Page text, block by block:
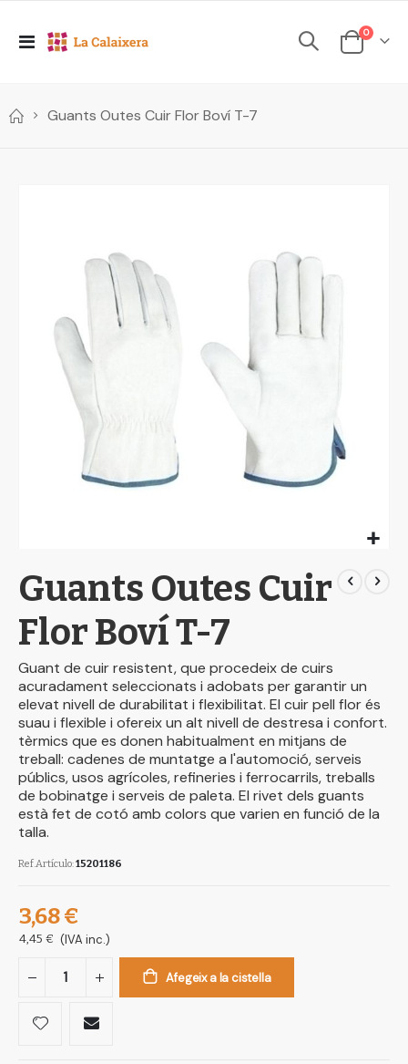
Toggle
Cesta
0elements
Guants Outes Cuir Flor Boví T-7
gallery
to
the
beginning
of
images
gallery
Guants Outes Cuir
Flor Boví T-7
Guant de cuir resistent, que procedeix de cuirs
acuradament seleccionats i adobats per garantir un
elevat nivell de durabilitat i flexibilitat. El cuir pell flor és
suau i flexible i ofereix un alt nivell de destresa i confort.
tèrmics que es donen habitualment en mitjans de
treball: cadenes de muntatge a l'automoció, serveis
públics, usos agrícoles, refineries i ferrocarrils, treballs
de bobinatge i serveis de paleta. El rivet dels guants
està fet de cotó amb colors que varien en funció de la
talla.
Ref.Artículo 15201186
3,68 €
4,45 € (IVA inc.)
Afegeix a la cistella